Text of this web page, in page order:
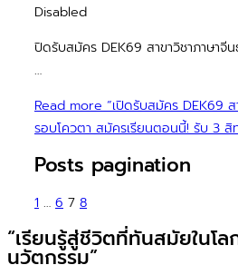
Disabled
ปิดรับสมัคร DEK69 สาขาวิชาภาษาจี
…
Read more “เปิดรับสมัคร DEK69
รอบโควตา สมัครเรียนตอนนี้! รับ 3 สิ
Posts pagination
1 … 6 7 8
“เรียนรู้สู่ชีวิตที่ทันสมัยในโล
นวัตกรรม”